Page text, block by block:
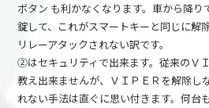
ボタン も利かなくなります。車から降
錠して、これがスマートキーと同じに解
リレーアタックされない訳です。
②はセキュリティで出来ます。従来のＶ
教え出来ませんが、ＶＩＰＥＲを解除し
れない手法は直ぐに思い付きます。何台